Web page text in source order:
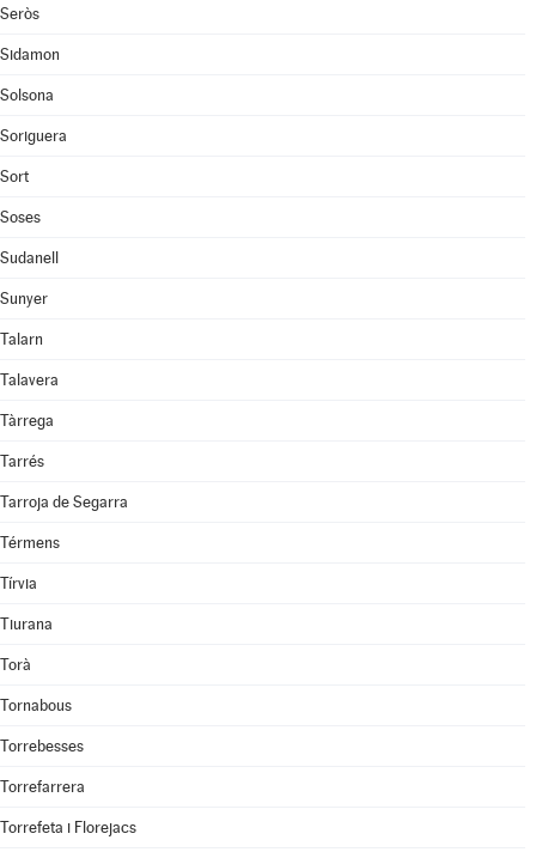
Seròs
Sidamon
Solsona
Soriguera
Sort
Soses
Sudanell
Sunyer
Talarn
Talavera
Tàrrega
Tarrés
Tarroja de Segarra
Térmens
Tírvia
Tiurana
Torà
Tornabous
Torrebesses
Torrefarrera
Torrefeta i Florejacs